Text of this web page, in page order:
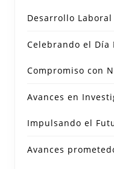
Desarrollo Laboral
Celebrando el Día
Compromiso con
Avances en
Impulsando el
Avances